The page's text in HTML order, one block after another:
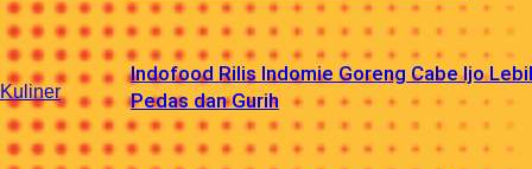
Kuliner
Indofood Rilis Indomie Goreng Cabe Ijo
Pedas dan Gurih